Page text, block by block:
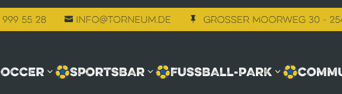
999 55 28  info@torneum.de  Grosser Moorweg 30 -
SPORTSBAR FUSSBALL-PARK